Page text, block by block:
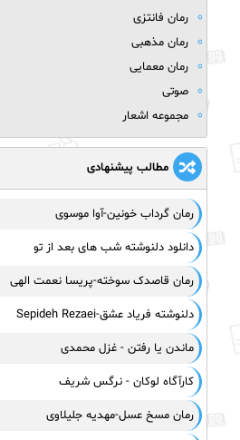
رمان فانتزی
رمان مذهبی
رمان معمایی
صوتی
مجموعه اشعار
مطالب پیشنهادی
رمان گرداب خونین-آوا موسوی
دانلود دلنوشته شب های بعد از تو
رمان قاصدک سوخته-پریسا نعمت الهی
دلنوشته فریاد عشق-Sepideh Rezaei
ماندن یا رفتن - غزل محمدی
کارآگاه لوکان - نرگس شریف
رمان مسخ عسل-مهدیه جلیلاوی